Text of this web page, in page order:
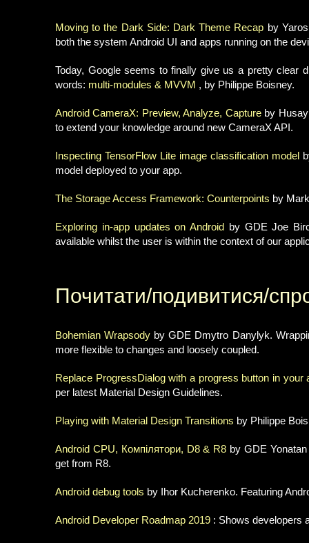
Moving to the Dark Side: Dark Theme Recap by
both the system Android UI and apps running on the
Today, Google seems to finally give us a pretty clear
words: multi-modules & MVVM , by Philippe Boisney.
Android CameraX: Preview, Analyze, Captureby
to extend your knowledge around new CameraX API.
Inspecting TensorFlow Lite image classification model
model deployed to your app.
The Storage Access Framework: Counterpoints by
Exploring in-app updates on Android
by GDE Joe
available whilst the user is within the context of our
Почитати/подивитися/
Bohemian Wrapsody by GDE Dmytro Danylyk.
more flexible to changes and loosely coupled.
Replace ProgressDialog with a progress button in your
per latest Material Design Guidelines.
Playing with Material Design Transitions by Philippe
Android CPU, Компілятори, D8 & R8 by GDE
get from R8.
Android debug tools by Ihor Kucherenko. Featuring
Android Developer Roadmap 2019 : Shows developers